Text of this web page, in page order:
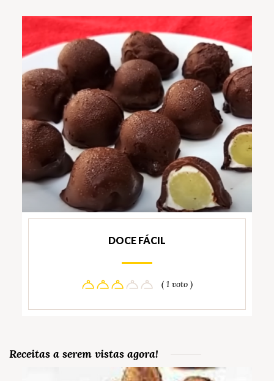
DOCE FÁCIL
( 1 voto )
Receitas a serem vistas agora!